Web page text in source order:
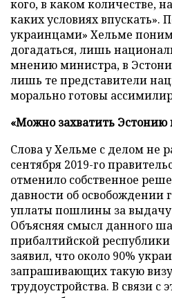
кого, в каком количестве,
каких условиях впускать».
украинцами» Хельме
догадаться, лишь
мнению министра, в
лишь те представители
морально готовы
«Можно захватить Эстонию
Слова у Хельме с делом не
сентября 2019-го
отменило собственное
давности об освобождении
уплаты пошлины за выдачу
Объясняя смысл данного
прибалтийской
заявил, что около 90%
запрашивающих такую
трудоустройства. В связи с